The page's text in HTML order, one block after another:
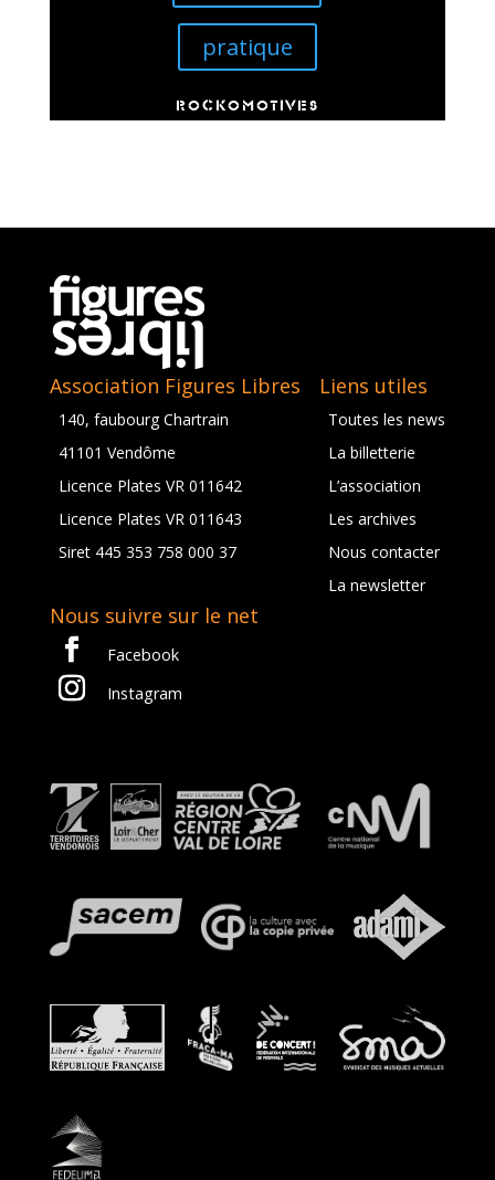
pratique
ROCKOMOTIVES
Association Figures Libres
140, faubourg Chartrain
41101 Vendôme
Licence Plates VR 011642
Licence Plates VR 011643
Siret 445 353 758 000 37
Liens utiles
Toutes les news
La billetterie
L’association
Les archives
Nous contacter
La newsletter
Nous suivre sur le net
Facebook
Instagram